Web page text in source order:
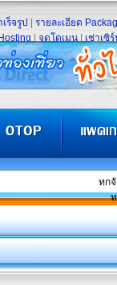
ร็จรูป
รายละเอียด
จดโดเมน เช่าเซิ